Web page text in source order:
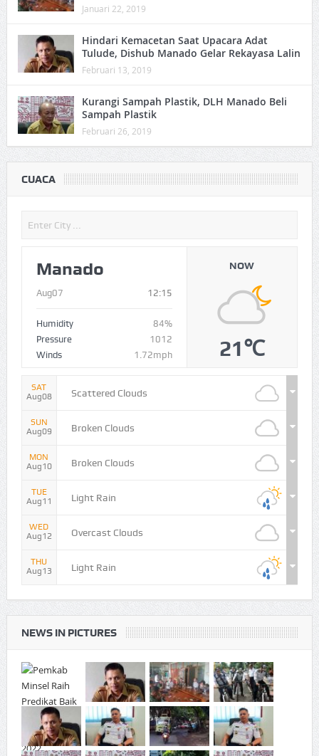
Januari 22, 2019
Hindari Kemacetan Saat Upacara Adat
Tulude, Dishub Manado Gelar Rekayasa Lalin
Februari 13, 2019
Kurangi Sampah Plastik, DLH Manado Beli
Sampah Plastik
Februari 26, 2019
CUACA
Manado
Aug07 12:15
Humidity
84%
Pressure
1012
Winds
1.72mph
NOW
21℃
SAT
Aug08
Scattered Clouds
SUN
Aug09
Broken Clouds
MON
Aug10
Broken Clouds
TUE
Aug11
Light Rain
WED
Aug12
Overcast Clouds
THU
Aug13
Light Rain
NEWS IN PICTURES